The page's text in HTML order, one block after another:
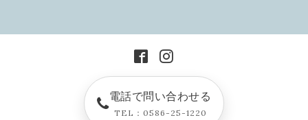
電話で問い合わせる
TEL：0586-25-1220